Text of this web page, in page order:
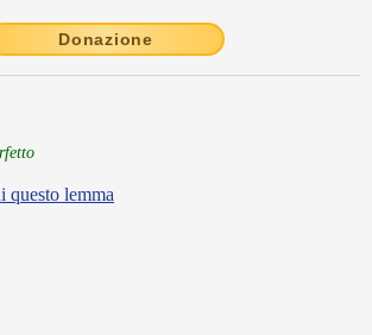
Donazione
questo lemma